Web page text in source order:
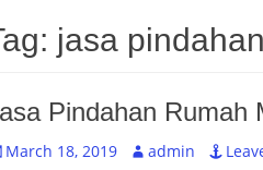
jasa
Pindahan Rumah
March 18, 2019 Author
admin